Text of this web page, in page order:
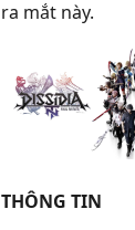
ra mắt này.
THÔNG TIN